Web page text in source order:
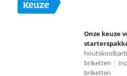
Onze keuze
briketten |
briketten